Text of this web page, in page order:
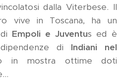
dalla Viterbese. Il
vive in Toscana, ha un
Empoli e Juventus ed è
di Indiani nel
in mostra ottime doti